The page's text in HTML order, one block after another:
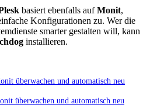
basiert ebenfalls aufMonit,
Konfigurationen zu. Wer die
smarter gestalten will, kann
installieren.
überwachen und automatisch neu
überwachen und automatisch neu